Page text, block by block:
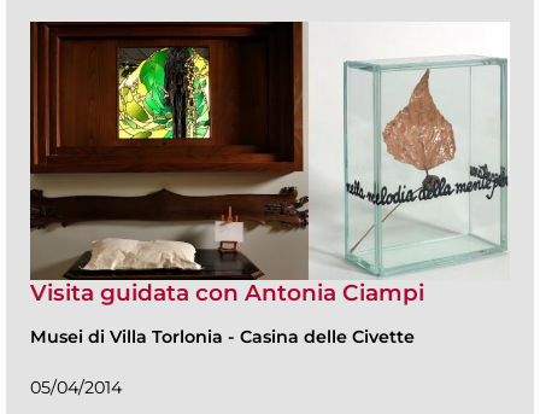
Visita guidata con Antonia Ciampi
Musei di Villa Torlonia - Casina delle Civette
05/04/2014